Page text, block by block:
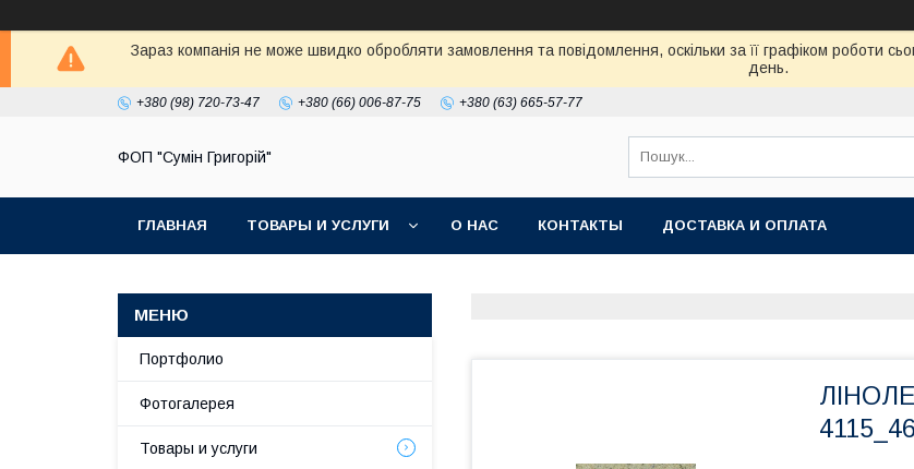
Зараз компанія не може швидко обробляти замовлення та повідомлення, оскільки за її графіком роботи
день.
+380 (98) 720-73-47 +380 (66) 006-87-75 +380 (63) 665-57-77
ФОП "Сумін Григорій"
ГЛАВНАЯ ТОВАРЫ И УСЛУГИ О НАС КОНТАКТЫ ДОСТАВКА И ОПЛАТА
Портфолио
Фотогалерея
Товары и услуги